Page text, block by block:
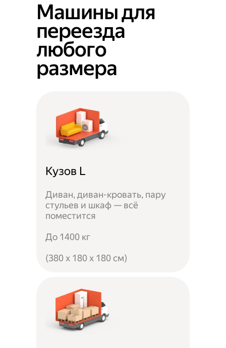
Машины для
переезда
любого
размера
Кузов L
Диван, диван-кровать, пару
стульев и шкаф — всё
поместится
До 1400 кг
(380 x 180 x 180 см)